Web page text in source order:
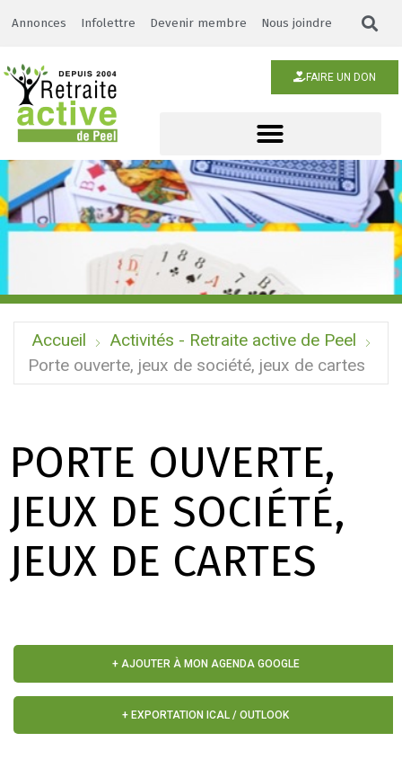
Annonces Infolettre Devenir membre Nous joindre
FAIRE UN DON
Accueil
Activités - Retraite active de Peel
Porte ouverte, jeux de société, jeux de cartes
PORTE OUVERTE,
JEUX DE SOCIÉTÉ,
JEUX DE CARTES
+ AJOUTER À MON AGENDA GOOGLE
+ EXPORTATION ICAL / OUTLOOK